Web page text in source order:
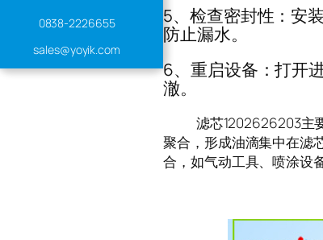
0838-2226655
sales@yoyik.com
5、检查密封性：安
防止漏水。
6、重启设备：打开
澈。
滤芯1202626203主要
聚合，形成油滴集中在滤
合，如气动工具、喷涂设